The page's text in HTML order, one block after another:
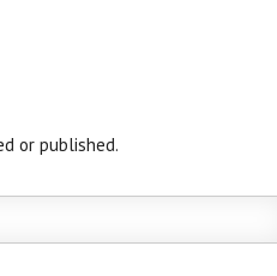
or published.